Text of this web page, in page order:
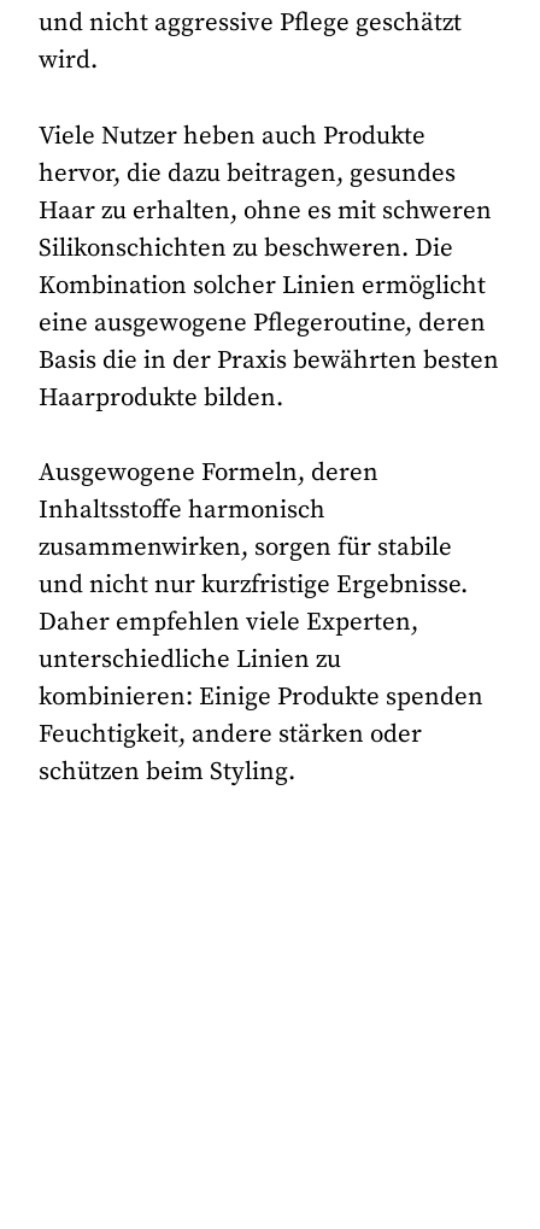
und nicht aggressive Pflege geschätzt
wird.
Viele Nutzer heben auch Produkte
hervor, die dazu beitragen, gesundes
Haar zu erhalten, ohne es mit schweren
Silikonschichten zu beschweren. Die
Kombination solcher Linien ermöglicht
eine ausgewogene Pflegeroutine, deren
Basis die in der Praxis bewährten besten
Haarprodukte bilden.
Ausgewogene Formeln, deren
Inhaltsstoffe harmonisch
zusammenwirken, sorgen für stabile
und nicht nur kurzfristige Ergebnisse.
Daher empfehlen viele Experten,
unterschiedliche Linien zu
kombinieren: Einige Produkte spenden
Feuchtigkeit, andere stärken oder
schützen beim Styling.